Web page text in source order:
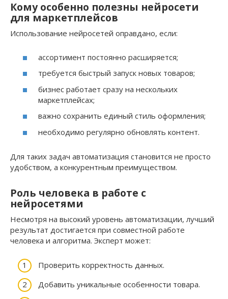
Кому особенно полезны нейросети
для маркетплейсов
Использование нейросетей оправдано, если:
ассортимент постоянно расширяется;
требуется быстрый запуск новых товаров;
бизнес работает сразу на нескольких
маркетплейсах;
важно сохранить единый стиль оформления;
необходимо регулярно обновлять контент.
Для таких задач автоматизация становится не просто
удобством, а конкурентным преимуществом.
Роль человека в работе с
нейросетями
Несмотря на высокий уровень автоматизации, лучший
результат достигается при совместной работе
человека и алгоритма. Эксперт может:
Проверить корректность данных.
Добавить уникальные особенности товара.